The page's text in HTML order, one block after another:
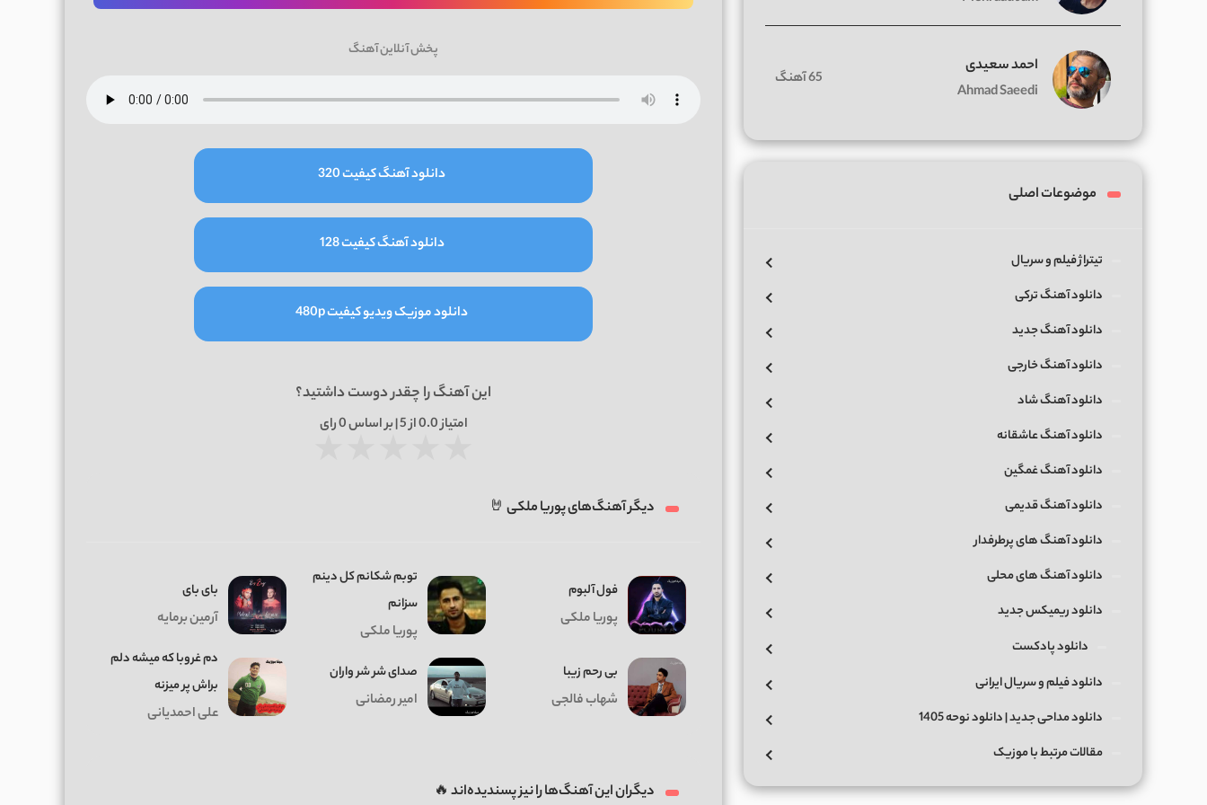
پخش آنلاین آهنگ
دانلود آهنگ کیفیت 320
دانلود آهنگ کیفیت 128
دانلود موزیک ویدیو کیفیت 480p
این آهنگ را چقدر دوست داشتید؟
امتیاز0.0از 5 | بر اساس 0رای
دیگر آهنگ‌های پوریا ملکی 🤘
فول آلبوم
پوریا ملکی
توﺑﻢ ﺷﻜﺎﻧﻢ ﻛﻞ دﻳﻨﻢ
ﺳﺰاﻧﻢ
پوریا ملکی
بای بای
آرمین برمایه
بی رحم زیبا
شهاب فالجی
صدای شر شر واران
امیر رمضانی
دم غروبا که میشه دلم
براش پر میزنه
علی احمدیانی
دیگران این آهنگ‌ها را نیز پسندیده‌اند 🔥
احمد سعیدی
Ahmad Saeedi
65 آهنگ
موضوعات اصلی
تیتراژ فیلم و سریال
دانلود آهنگ ترکی
دانلود آهنگ جدید
دانلود آهنگ خارجی
دانلود آهنگ شاد
دانلود آهنگ عاشقانه
دانلود آهنگ غمگین
دانلود آهنگ قدیمی
دانلود آهنگ های پرطرفدار
دانلود آهنگ های محلی
دانلود ریمیکس جدید
دانلود پادکست
دانلود فیلم و سریال ایرانی
دانلود مداحی جدید | دانلود نوحه 1405
مقالات مرتبط با موزیک